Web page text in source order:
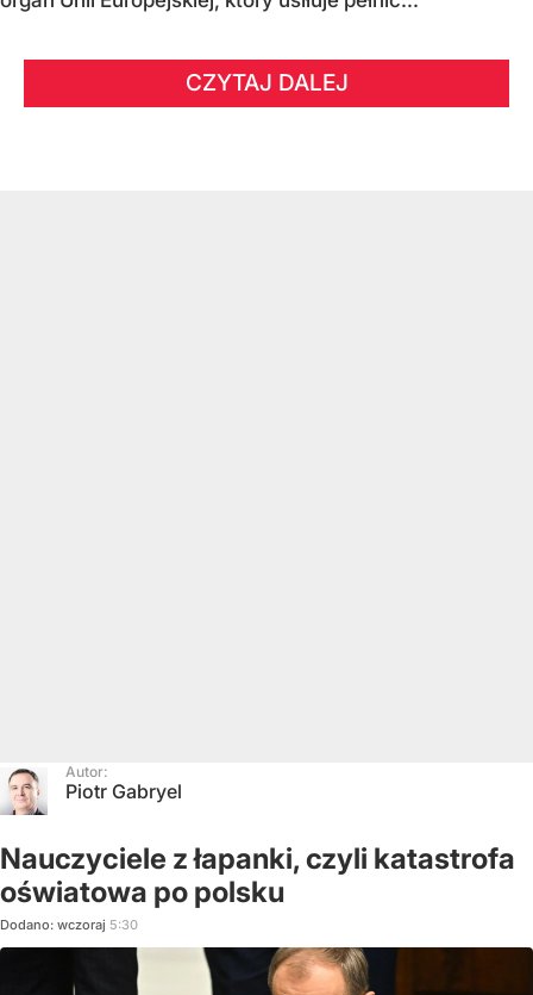
CZYTAJ DALEJ
Autor:
Piotr Gabryel
Nauczyciele z łapanki, czyli katastrofa
oświatowa po polsku
Dodano: wczoraj 5:30